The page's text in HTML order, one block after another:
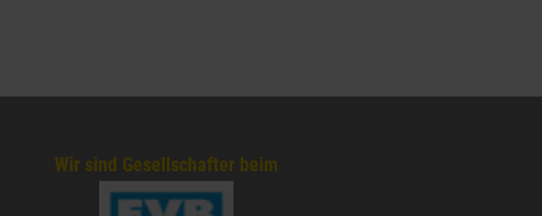
Wir sind Gesellschafter beim